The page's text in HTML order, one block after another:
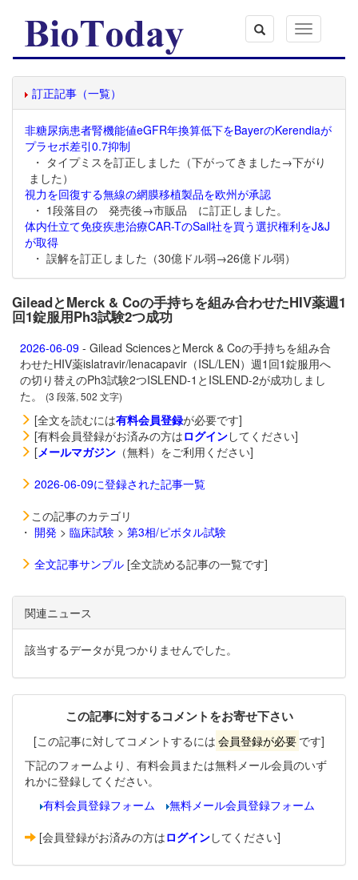
Toggle
navigation
訂正記事（一覧）
非糖尿病患者腎機能値eGFR年換算低下をBayerのKerendiaが
プラセボ差引0.7抑制
・ タイプミスを訂正しました（下がってきました→下がり
ました）
視力を回復する無線の網膜移植製品を欧州が承認
・ 1段落目の 発売後→市販品 に訂正しました。
体内仕立て免疫疾患治療CAR-TのSail社を買う選択権利をJ&J
が取得
・ 誤解を訂正しました（30億ドル弱→26億ドル弱）
GileadとMerck & Coの手持ちを組み合わせたHIV薬週1
回1錠服用Ph3試験2つ成功
2026-06-09 - Gilead SciencesとMerck & Coの手持ちを組み合
わせたHIV薬islatravir/lenacapavir（ISL/LEN）週1回1錠服用へ
の切り替えのPh3試験2つISLEND-1とISLEND-2が成功しまし
た。
(3 段落, 502 文字)
[全文を読むには有料会員登録が必要です]
[有料会員登録がお済みの方はログインしてください]
[メールマガジン （無料）をご利用ください]
2026-06-09に登録された記事一覧
この記事のカテゴリ
・ 開発 > 臨床試験 > 第3相/ピボタル試験
全文記事サンプル [全文読める記事の一覧です]
関連ニュース
該当するデータが見つかりませんでした。
この記事に対するコメントをお寄せ下さい
[この記事に対してコメントするには 会員登録が必要 です]
下記のフォームより、有料会員または無料メール会員のいず
れかに登録してください。
有料会員登録フォーム
無料メール会員登録フォーム
[会員登録がお済みの方はログインしてください]